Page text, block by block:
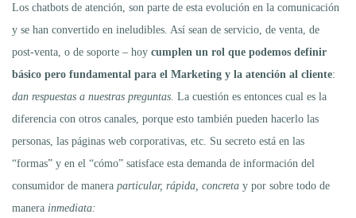
Los chatbots de atención, son parte de esta evolución en la comunicación
y se han convertido en ineludibles. Así sean de servicio, de venta, de
post-venta, o de soporte – hoy cumplen un rol que podemos definir
básico pero fundamental para el Marketing y la atención al cliente:
dan respuestas a nuestras preguntas . La cuestión es entonces cual es la
diferencia con otros canales, porque esto también pueden hacerlo las
personas, las páginas web corporativas, etc. Su secreto está en las
“formas” y en el “cómo” satisface esta demanda de información del
consumidor de manera particular, rápida, concreta y por sobre todo de
manera inmediata: